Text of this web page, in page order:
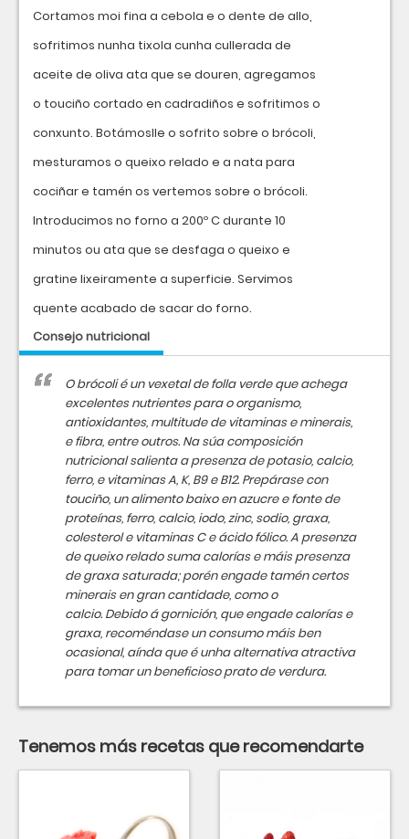
Cortamos moi fina a cebola e o dente de allo,
sofritimos nunha tixola cunha cullerada de
aceite de oliva ata que se douren, agregamos
o touciño cortado en cadradiños e sofritimos o
conxunto. Botámoslle o sofrito sobre o brócoli,
mesturamos o queixo relado e a nata para
cociñar e tamén os vertemos sobre o brócoli.
Introducimos no forno a 200º C durante 10
minutos ou ata que se desfaga o queixo e
gratine lixeiramente a superficie. Servimos
quente acabado de sacar do forno.
Consejo nutricional
O brócoli é un vexetal de folla verde que achega
excelentes nutrientes para o organismo,
antioxidantes, multitude de vitaminas e minerais,
e fibra, entre outros. Na súa composición
nutricional salienta a presenza de potasio, calcio,
ferro, e vitaminas A, K, B9 e B12. Prepárase con
touciño, un alimento baixo en azucre e fonte de
proteínas, ferro, calcio, iodo, zinc, sodio, graxa,
colesterol e vitaminas C e ácido fólico. A presenza
de queixo relado suma calorías e máis presenza
de graxa saturada; porén engade tamén certos
minerais en gran cantidade, como o
calcio. Debido á gornición, que engade calorías e
graxa, recoméndase un consumo máis ben
ocasional, aínda que é unha alternativa atractiva
para tomar un beneficioso prato de verdura.
Tenemos más recetas que recomendarte